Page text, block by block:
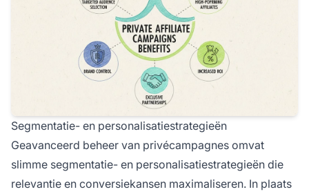
Segmentatie- en personalisatiestrategieën
Geavanceerd beheer van privécampagnes omvat
slimme segmentatie- en personalisatiestrategieën die
relevantie en conversiekansen maximaliseren. In plaats